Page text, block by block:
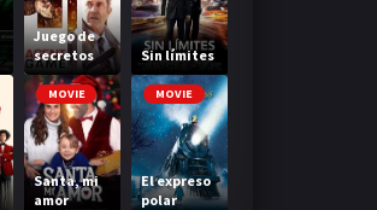
Juego de
secretos
Sin límites
MOVIE
Santa, mi
amor
MOVIE
El expreso
polar